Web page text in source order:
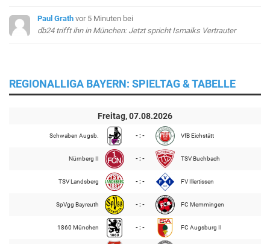
Paul Grath vor 5 Minuten bei
db24 trifft ihn in München: Jetzt spricht Ismaiks Vertrauter
REGIONALLIGA BAYERN: SPIELTAG & TABELLE
Freitag, 07.08.2026
Schwaben Augsb. - : - VfB Eichstätt
Nürnberg II - : - TSV Buchbach
TSV Landsberg - : - FV Illertissen
SpVgg Bayreuth - : - FC Memmingen
1860 München - : - FC Augsburg II